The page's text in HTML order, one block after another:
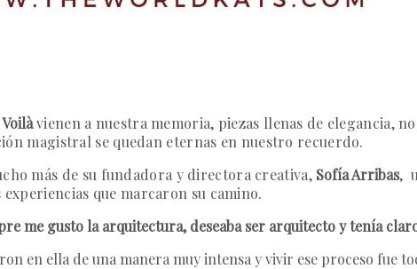
vienen a nuestra memoria, piezas llenas de elegancia,
magistral se quedan eternas en nuestro recuerdo.
más de su fundadora y directora creativa, Sofía Arribas,
que marcaron su camino.
me gusto la arquitectura, deseaba ser arquitecto y tenía
en ella de una manera muy intensa y vivir ese proceso fue